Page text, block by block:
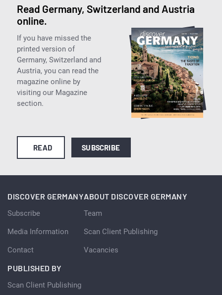
Read Germany, Switzerland and Austria
online.
If you have missed the
printed version of
Germany, Switzerland and
Austria, you can read the
magazine online by
visiting our Magazine
section.
READ SUBSCRIBE
DISCOVER GERMANY
Subscribe
Media Information
Contact
ABOUT DISCOVER GERMANY
Team
Scan Client Publishing
Vacancies
PUBLISHED BY
Scan Client Publishing